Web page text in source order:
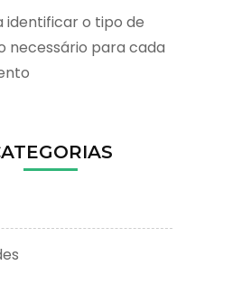
identificar o tipo de
necessário para cada